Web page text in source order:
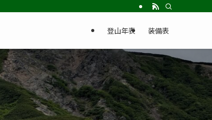
登山年表 装備表